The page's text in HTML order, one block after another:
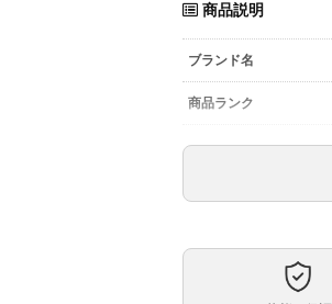
商品説明
ブランド名
商品ランク
参考定価